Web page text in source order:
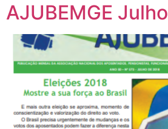
AJUBEMGE Julho